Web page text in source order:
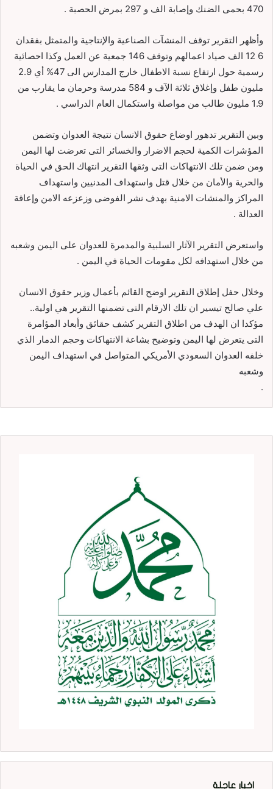
470 بحمى الضنك وإصابة الف و 297 بمرض الحصبة .
وأظهر التقرير توقف المنشآت الصناعية والإنتاجية والمتمثل بفقدان
6 12 الف صياد اعمالهم وتوقف 146 جمعية عن العمل وكذا احصائية
رسمية حول ارتفاع نسبة الاطفال خارج المدارس الى 47% أي 2.9
مليون طفل وإغلاق ثلاثة الآف و 584 مدرسة وحرمان ما يقارب من
1.9 مليون طالب من مواصلة واستكمال العام الدراسي .
وبين التقرير تدهور اوضاع حقوق الانسان نتيجة العدوان وتضمن
المؤشرات الكمية لحجم الاضرار والخسائر التى تعرضت لها اليمن
ومن ضمن تلك الانتهاكات التى وثقها التقرير انتهاك الحق في الحياة
والحرية والأمان من خلال قتل واستهداف المدنيين واستهداف
المراكز والمنشات الامنية بهدف نشر الفوضى وزعزعه الامن وإعاقة
العدالة .
واستعرض التقرير الآثار السلبية والمدمرة للعدوان على اليمن وشعبه
من خلال استهدافه لكل مقومات الحياة في اليمن .
وخلال حفل إطلاق التقرير اوضح القائم بأعمال وزير حقوق الانسان
علي صالح تيسير ان تلك الارقام التى تضمنها التقرير هي اولية..
مؤكدا ان الهدف من اطلاق التقرير كشف حقائق وأبعاد المؤامرة
التى يتعرض لها اليمن وتوضيح بشاعة الانتهاكات وحجم الدمار الذي
خلفه العدوان السعودي الأمريكي المتواصل في استهداف اليمن
وشعبه
.
اخبار عاجلة